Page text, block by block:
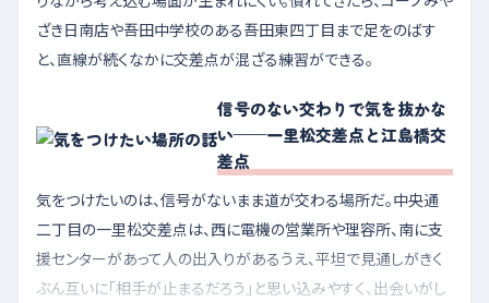
ざき日南店や吾田中学校のある吾田東四丁目まで足をのばす
と、直線が続くなかに交差点が混ざる練習ができる。
信号のない交わりで気を抜かな
い——一里松交差点と江島橋交
差点
気をつけたいのは、信号がないまま道が交わる場所だ。中央通
二丁目の一里松交差点は、西に電機の営業所や理容所、南に支
援センターがあって人の出入りがあるうえ、平坦で見通しがきく
ぶん互いに「相手が止まるだろう」と思い込みやすく、出会いがし